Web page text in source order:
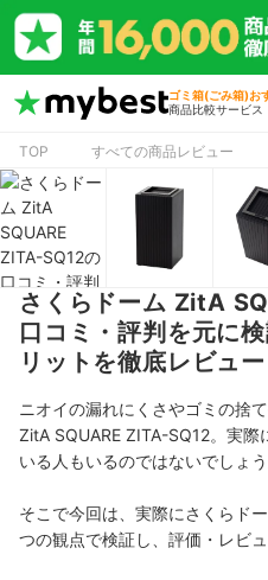
ゴミ箱(ごみ箱)お
商品比較サービス
TOP すべての商品レビュー
さくらドーム ZitA
口コミ・評判を元に
リットを徹底レビュー
ニオイの漏れにくさやゴミの捨
ZitA SQUARE ZITA-SQ12。実
いる人もいるのではないでしょ
そこで今回は、実際にさくらド
つの観点で検証し、評価・レビュ